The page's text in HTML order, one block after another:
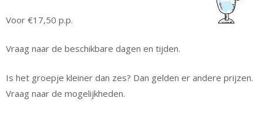
Voor €17,50 p.p.
Vraag naar de beschikbare dagen en tijden.
Is het groepje kleiner dan zes? Dan gelden er andere prijzen.
Vraag naar de mogelijkheden.